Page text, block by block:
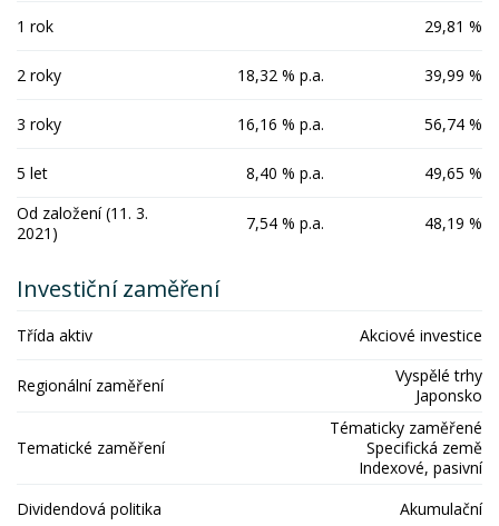
1 rok 29,81 %
2 roky 18,32 % p.a. 39,99 %
3 roky 16,16 % p.a. 56,74 %
5 let 8,40 % p.a.
49,65 %
Od založení (11. 3.
2021)
7,54 % p.a. 48,19 %
Investiční zaměření
Třída aktiv Akciové investice
Regionální zaměření
Vyspělé trhy
Japonsko
Tematické zaměření
Tématicky zaměřené
Specifická země
Indexové, pasivní
Dividendová politika
Akumulační